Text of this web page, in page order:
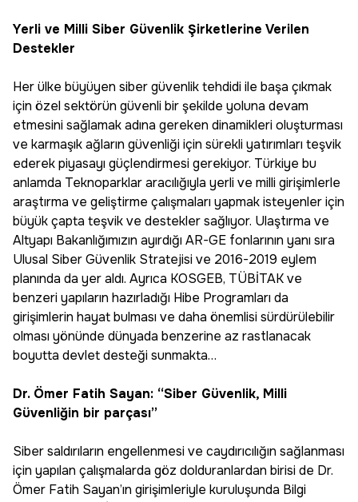
Yerli ve Milli Siber Güvenlik Şirketlerine Verilen
Destekler
Her ülke büyüyen siber güvenlik tehdidi ile başa çıkmak
için özel sektörün güvenli bir şekilde yoluna devam
etmesini sağlamak adına gereken dinamikleri oluşturması
ve karmaşık ağların güvenliği için sürekli yatırımları teşvik
ederek piyasayı güçlendirmesi gerekiyor. Türkiye bu
anlamda Teknoparklar aracılığıyla yerli ve milli girişimlerle
araştırma ve geliştirme çalışmaları yapmak isteyenler için
büyük çapta teşvik ve destekler sağlıyor. Ulaştırma ve
Altyapı Bakanlığımızın ayırdığı AR-GE fonlarının yanı sıra
Ulusal Siber Güvenlik Stratejisi ve 2016-2019 eylem
planında da yer aldı. Ayrıca KOSGEB, TÜBİTAK ve
benzeri yapıların hazırladığı Hibe Programları da
girişimlerin hayat bulması ve daha önemlisi sürdürülebilir
olması yönünde dünyada benzerine az rastlanacak
boyutta devlet desteği sunmakta…
Dr. Ömer Fatih Sayan: “Siber Güvenlik, Milli
Güvenliğin bir parçası”
Siber saldırıların engellenmesi ve caydırıcılığın sağlanması
için yapılan çalışmalarda göz dolduranlardan birisi de Dr.
Ömer Fatih Sayan’ın girişimleriyle kuruluşunda Bilgi